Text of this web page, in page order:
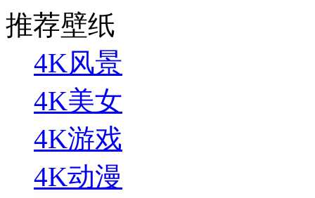
推荐壁纸
4K风景
4K美女
4K游戏
4K动漫